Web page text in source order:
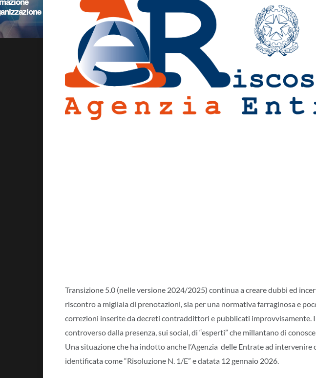
Transizione 5.0 (nelle versione 2024/2025) continua a creare dubbi ed
riscontro a migliaia di prenotazioni, sia per una normativa farraginosa e
correzioni inserite da decreti contraddittori e pubblicati improvvisamente.
controverso dalla presenza, sui social, di “esperti” che millantano di
Una situazione che ha indotto anche l’Agenzia delle Entrate ad intervenire
identificata come “Risoluzione N. 1/E” e datata 12 gennaio 2026.